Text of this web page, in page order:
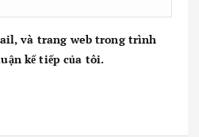
và trang web trong trình
kế tiếp của tôi.